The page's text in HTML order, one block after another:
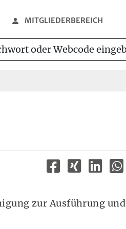
MITGLIEDERBEREICH
oder Webcode eingeben
zur Ausführung und